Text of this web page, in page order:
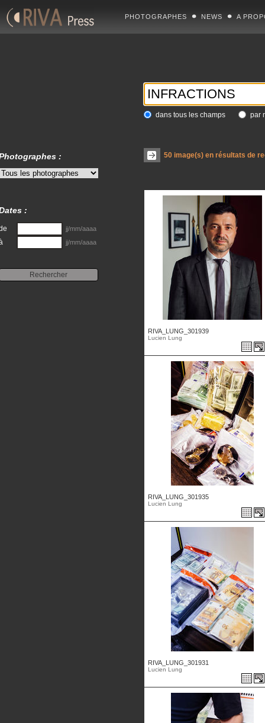
PHOTOGRAPHES NEWS A
dans tous les champs par
50image(s) en résultats de
RIVA_LUNG_301939
Lucien Lung
RIVA_LUNG_301935
Lucien Lung
RIVA_LUNG_301931
Lucien Lung
:
:
jj/mm/aaaa
jj/mm/aaaa